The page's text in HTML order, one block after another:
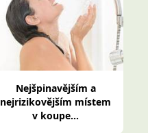
Nejšpinavějším a
nejrizikovějším místem
v koupe...